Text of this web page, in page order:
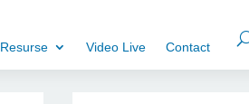
Resurse Video Live Contact